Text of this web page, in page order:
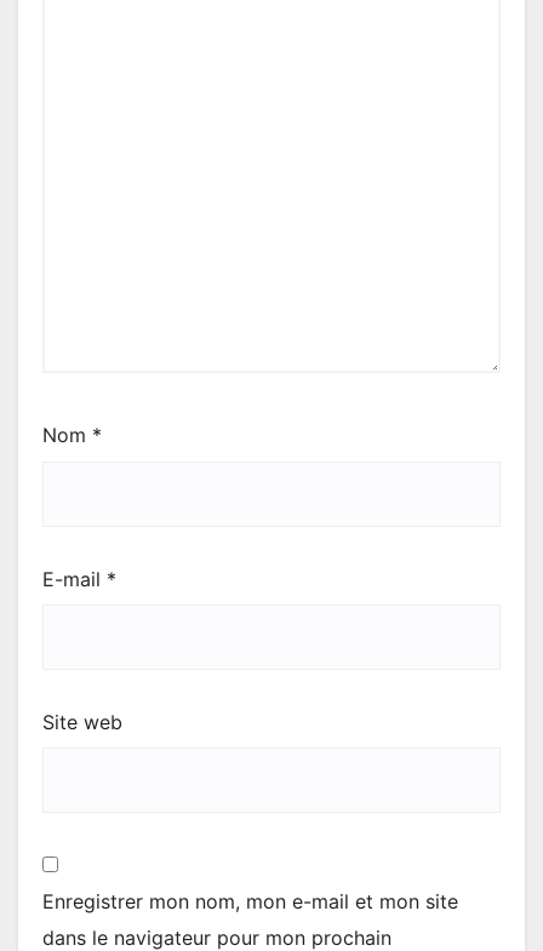
Nom *
E-mail *
Site web
Enregistrer mon nom, mon e-mail et mon site
dans le navigateur pour mon prochain